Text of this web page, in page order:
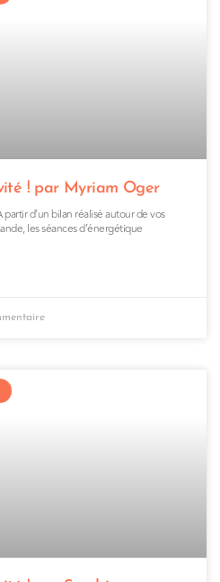
! par Myriam Oger
d’un bilan réalisé autour de vos
les séances d’énergétique